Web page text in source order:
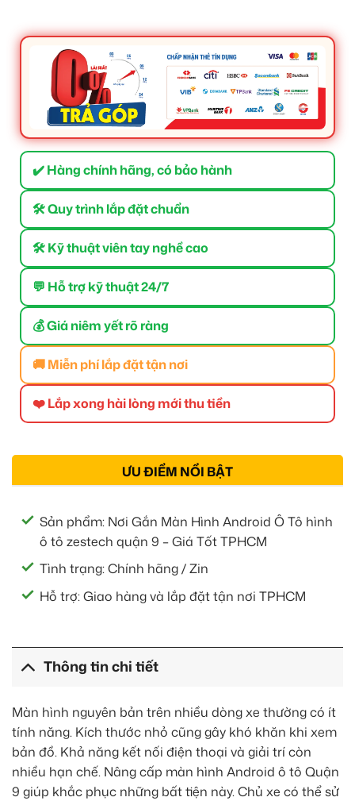
✔️ Hàng chính hãng, có bảo hành
🛠 Quy trình lắp đặt chuẩn
🛠 Kỹ thuật viên tay nghề cao
💬 Hỗ trợ kỹ thuật 24/7
💰 Giá niêm yết rõ ràng
🚚 Miễn phí lắp đặt tận nơi
❤️ Lắp xong hài lòng mới thu tiền
ƯU ĐIỂM NỔI BẬT
Sản phẩm: Nơi Gắn Màn Hình Android Ô Tô hình
ô tô zestech quận 9 – Giá Tốt TPHCM
Tình trạng: Chính hãng / Zin
Hỗ trợ: Giao hàng và lắp đặt tận nơi TPHCM
Thông tin chi tiết
Màn hình nguyên bản trên nhiều dòng xe thường có ít
tính năng. Kích thước nhỏ cũng gây khó khăn khi xem
bản đồ. Khả năng kết nối điện thoại và giải trí còn
nhiều hạn chế. Nâng cấp màn hình Android ô tô Quận
9 giúp khắc phục những bất tiện này. Chủ xe có thể sử